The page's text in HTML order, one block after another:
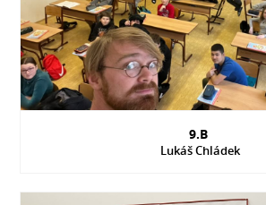
9.B
Lukáš Chládek